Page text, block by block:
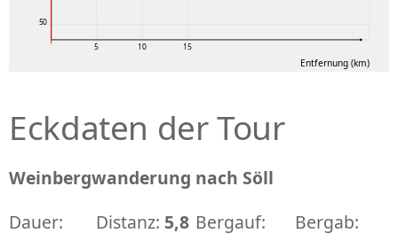
50
5 10 15
Entfernung (km)
Eckdaten der Tour
Weinbergwanderung nach Söll
Dauer:
Distanz: 5,8 Bergauf:
Bergab: